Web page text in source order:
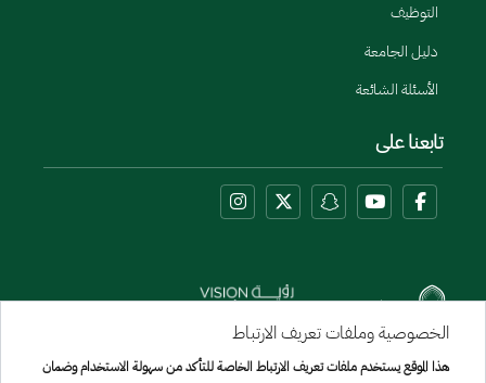
التوظيف
دليل الجامعة
الأسئلة الشائعة
تابعنا على
الخصوصية وملفات تعريف الارتباط
هذا الموقع يستخدم ملفات تعريف الارتباط الخاصة للتأكد من سهولة الاستخدام وضمان